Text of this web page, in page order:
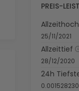
PREIS-
Allzeithoch
25/11/2021
Allzeittief
28/12/2020
24h